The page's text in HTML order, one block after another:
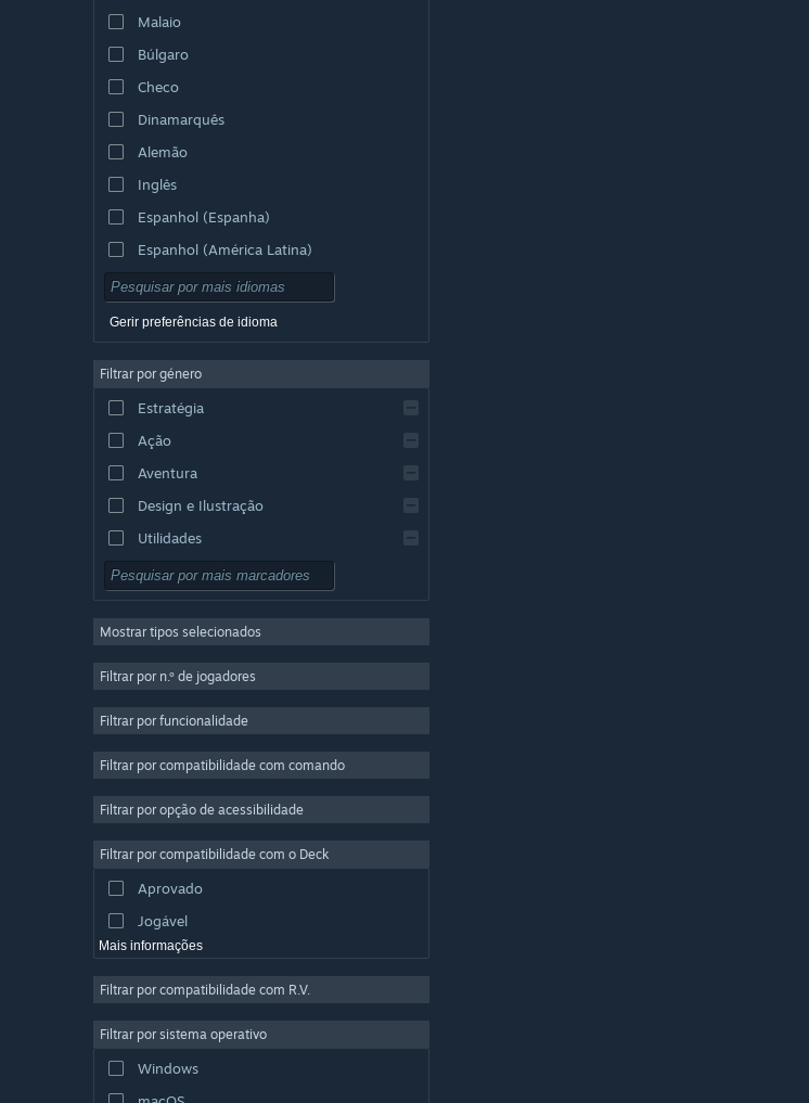
Malaio
Búlgaro
Checo
Dinamarquês
Alemão
Inglês
Espanhol (Espanha)
Espanhol (América Latina)
Gerir preferências de idioma
Filtrar por género
Estratégia
Ação
Aventura
Design e Ilustração
Utilidades
Grátis para Jogar
Multijogador em Massa
Casual
Simulação
Produção de Vídeo
Edição de Fotografias
Mostrar tipos selecionados
Filtrar por n.º de jogadores
Filtrar por funcionalidade
Filtrar por compatibilidade com comando
Filtrar por opção de acessibilidade
Filtrar por compatibilidade com o Deck
Aprovado
Jogável
Mais informações
Filtrar por compatibilidade com R.V.
Filtrar por sistema operativo
Windows